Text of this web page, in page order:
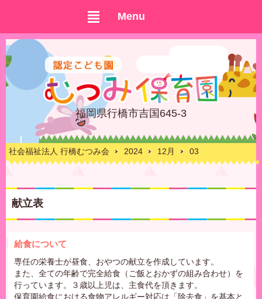
Menu
福岡県行橋市吉国645-3
社会福祉法人 行橋むつみ会 2024 12月 03
献立表
給食について
専任の栄養士が昼食、おやつの献立を作成しています。
また、全ての年齢で完全給食（ご飯とおかずの組み合わせ）を
行っています。３歳以上児は、主食代を頂きます。
保育園給食における食物アレルギー対応は「除去食」を基本と